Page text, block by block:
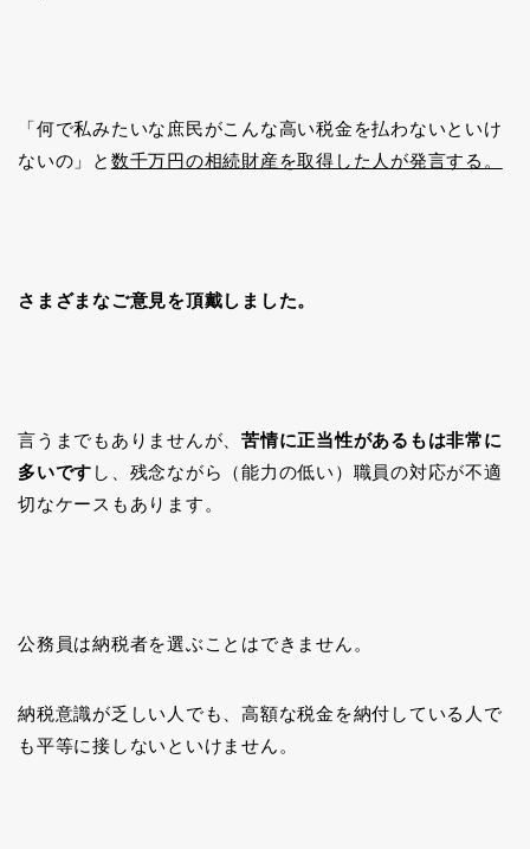
「何で私みたいな庶民がこんな高い税金を払わないといけ
ないの」と 数千万円の相続財産を取得した人が発言する。
さまざまなご意見を頂戴しました。
言うまでもありませんが、苦情に正当性があるもは非常に
多いです し、残念ながら（能力の低い）職員の対応が不適
切なケースもあります。
公務員は納税者を選ぶことはできません。
納税意識が乏しい人でも、高額な税金を納付している人で
も平等に接しないといけません。